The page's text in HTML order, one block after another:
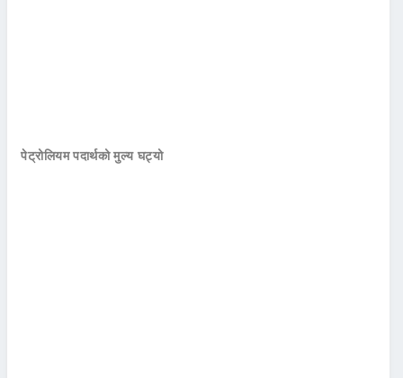
पेट्रोलियम पदार्थको मुल्य घट्यो